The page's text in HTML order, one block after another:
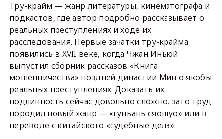
Тру-крайм — жанр литературы, кинематографа и
подкастов, где автор подробно рассказывает о
реальных преступлениях и ходе их
расследования. Первые зачатки тру-крайма
появились в XVII веке, когда Чжан Иньюй
выпустил сборник рассказов «Книга
мошенничества» поздней династии Мин о якобы
реальных преступлениях. Доказать их
подлинность сейчас довольно сложно, зато труд
породил новый жанр — «гунъань сяошуо» или в
переводе с китайского «судебные дела».